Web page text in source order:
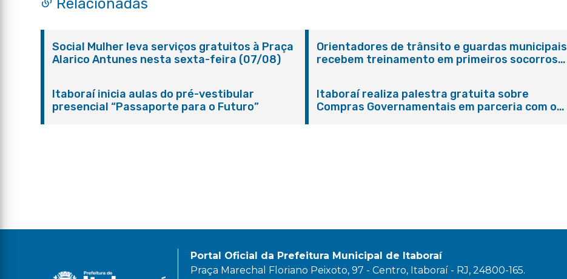
Relacionadas
Social Mulher leva serviços gratuitos à Praça
Alarico Antunes nesta sexta-feira (07/08)
Orientadores de trânsito e guardas municipais
recebem treinamento em primeiros socorros
Itaboraí inicia aulas do pré-vestibular
presencial “Passaporte para o Futuro”
Itaboraí realiza palestra gratuita sobre
Compras Governamentais em parceria com o
Portal Oficial da Prefeitura Municipal de Itaboraí
Praça Marechal Floriano Peixoto, 97 - Centro, Itaboraí - RJ, 24800-165.